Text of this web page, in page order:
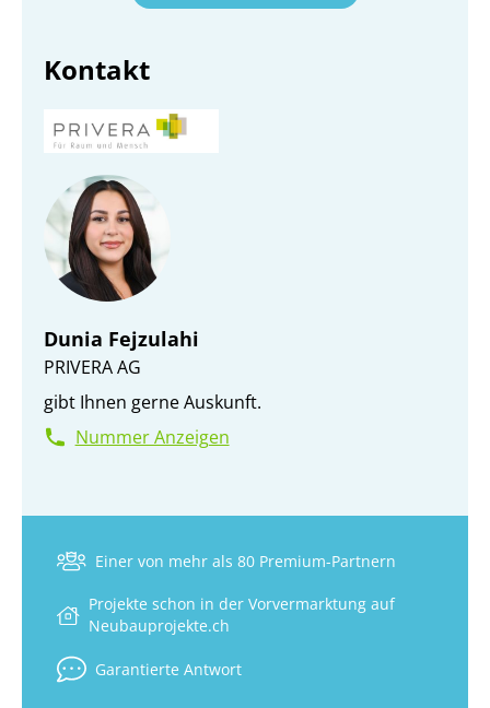
Kontakt
Dunia Fejzulahi
PRIVERA AG
gibt Ihnen gerne Auskunft.
Nummer Anzeigen
Einer von mehr als 80 Premium-Partnern
Projekte schon in der Vorvermarktung auf
Neubauprojekte.ch
Garantierte Antwort